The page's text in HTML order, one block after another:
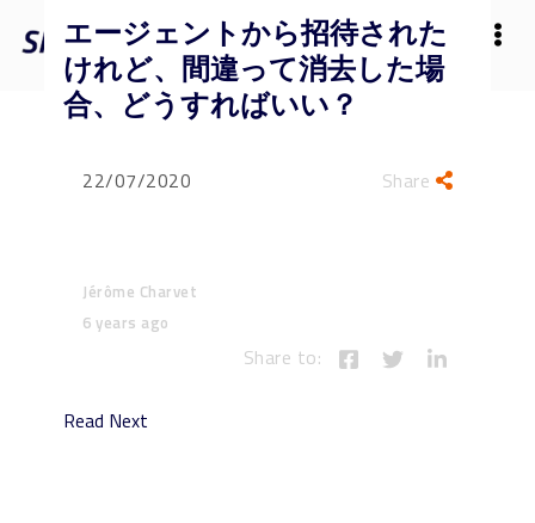
エージェントから招待された
けれど、間違って消去した場
合、どうすればいい？
22/07/2020 Share
Jérôme Charvet
6 years ago
Share to:
Read Next